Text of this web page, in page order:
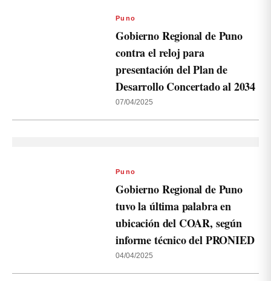
Puno
Gobierno Regional de Puno
contra el reloj para
presentación del Plan de
Desarrollo Concertado al 2034
07/04/2025
Puno
Gobierno Regional de Puno
tuvo la última palabra en
ubicación del COAR, según
informe técnico del PRONIED
04/04/2025